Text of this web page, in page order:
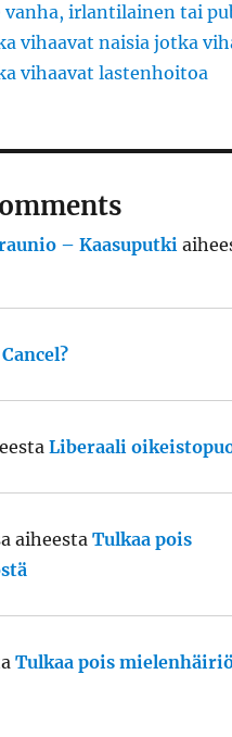
vanha, irlantilainen tai
vihaavat naisia jotka
vihaavat lastenhoitoa
– Kaasuputki
Cancel?
Liberaali
aiheestaTulkaa pois
Tulkaa pois